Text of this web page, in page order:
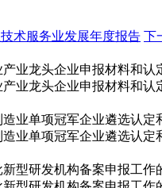
术服务业发展年度报告 下
业龙头企业申报材料和认
业龙头企业申报材料和认
业单项冠军企业遴选认定
业单项冠军企业遴选认定
型研发机构备案申报工作